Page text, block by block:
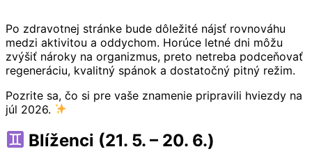
Po zdravotnej stránke bude dôležité nájsť rovnováhu
medzi aktivitou a oddychom. Horúce letné dni môžu
zvýšiť nároky na organizmus, preto netreba podceňovať
regeneráciu, kvalitný spánok a dostatočný pitný režim.
Pozrite sa, čo si pre vaše znamenie pripravili hviezdy na
júl 2026.
Blíženci (21. 5. – 20. 6.)